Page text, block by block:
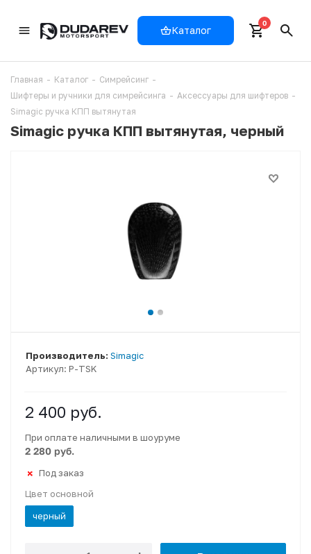
Каталог
0
Главная - Каталог - Симрейсинг -
Шифтеры и ручники для симрейсинга - Аксессуары для шифтеров -
Simagic ручка КПП вытянутая
Simagic ручка КПП вытянутая, черный
Артикул: P-TSK
Производитель: Simagic
2 400 руб.
При оплате наличными в шоуруме
2 280 руб.
Под заказ
Цвет основной
черный